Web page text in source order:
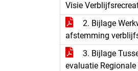
Visie
2. Bijlage
afstemming
3. Bijlage
evaluatie Regionale